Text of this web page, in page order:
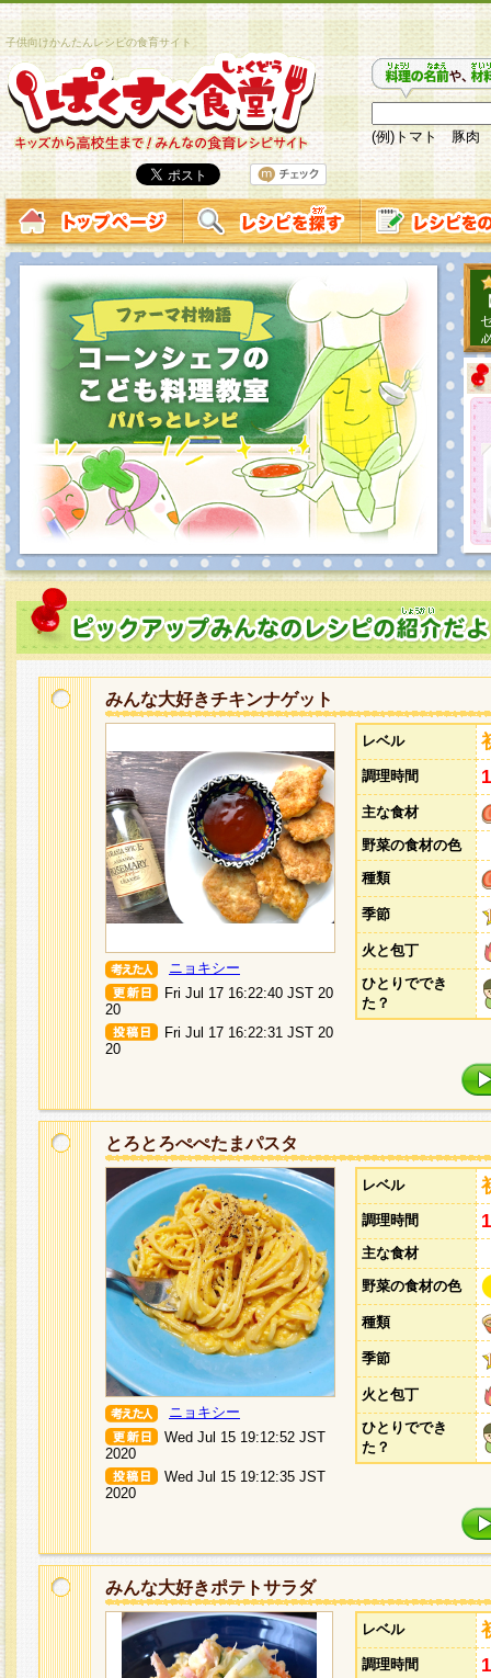
子供向けかんたんレシピの食育サイト
(例)トマト 豚肉
みんな大好きチキンナゲット
ニョキシー
Fri Jul 17 16:22:40 JST 20
20
Fri Jul 17 16:22:31 JST 20
20
レベル
調理時間
主な食材
野菜の食材の色
種類
季節
火と包丁
ひとりででき
た？
とろとろぺぺたまパスタ
ニョキシー
Wed Jul 15 19:12:52 JST
2020
Wed Jul 15 19:12:35 JST
2020
レベル
調理時間
主な食材
野菜の食材の色
種類
季節
火と包丁
ひとりででき
た？
みんな大好きポテトサラダ
レベル
調理時間